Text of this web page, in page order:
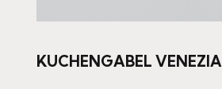
KUCHENGABEL VENEZIA